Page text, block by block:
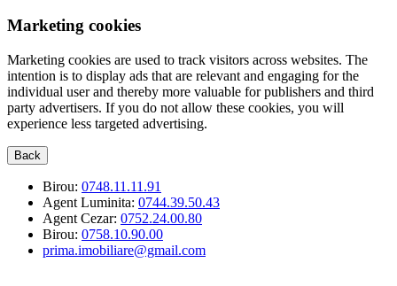
Marketing cookies
Marketing cookies are used to track visitors across websites. The
intention is to display ads that are relevant and engaging for the
individual user and thereby more valuable for publishers and third
party advertisers. If you do not allow these cookies, you will
experience less targeted advertising.
Back
Birou: 0748.11.11.91
Agent Luminita: 0744.39.50.43
Agent Cezar: 0752.24.00.80
Birou: 0758.10.90.00
prima.imobiliare@gmail.com